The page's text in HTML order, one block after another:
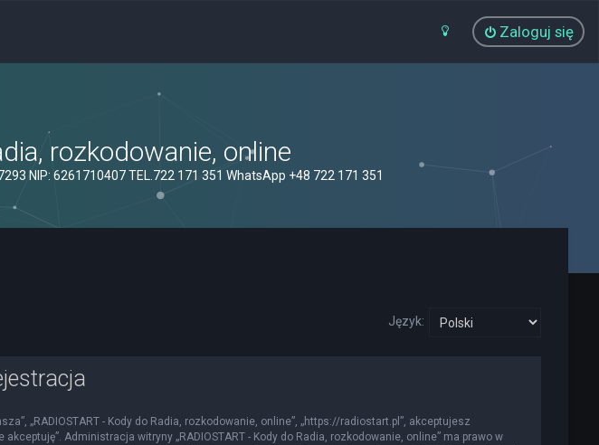
Zaloguj się
rozkodowanie, online
NIP: 6261710407 TEL.722 171 351 WhatsApp +48 722 171 351
Język:
„RADIOSTART - Kody do Radia, rozkodowanie, online”, „https://radiostart.pl”, akceptujesz
Administracja witryny „RADIOSTART - Kody do Radia, rozkodowanie, online” ma prawo w